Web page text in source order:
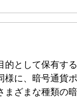
として保有す
に、暗号通貨
ざまな種類の